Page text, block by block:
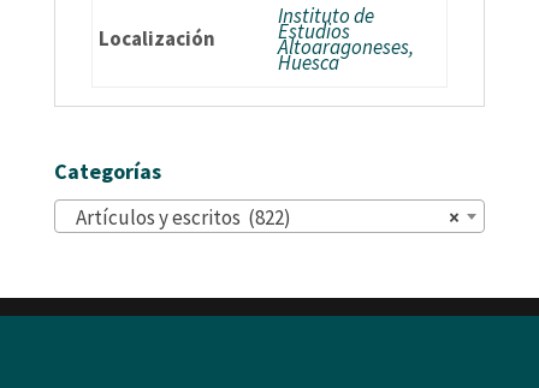
Localización
Instituto de
Estudios
Altoaragoneses,
Huesca
Categorías
×
Artículos y escritos (822)